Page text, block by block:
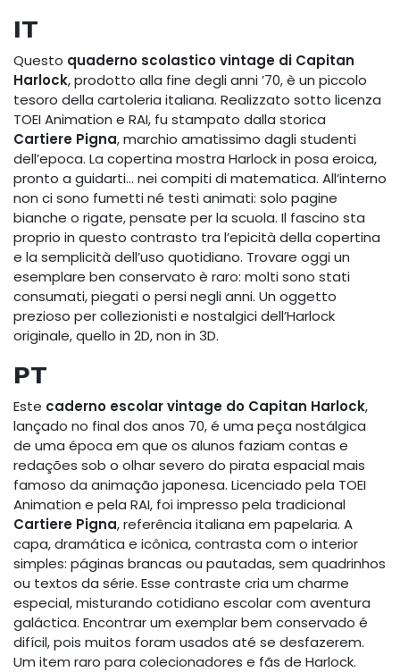
IT
Questo quaderno scolastico vintage di Capitan
Harlock, prodotto alla fine degli anni ’70, è un piccolo
tesoro della cartoleria italiana. Realizzato sotto licenza
TOEI Animation e RAI, fu stampato dalla storica
Cartiere Pigna, marchio amatissimo dagli studenti
dell’epoca. La copertina mostra Harlock in posa eroica,
pronto a guidarti… nei compiti di matematica. All’interno
non ci sono fumetti né testi animati: solo pagine
bianche o rigate, pensate per la scuola. Il fascino sta
proprio in questo contrasto tra l’epicità della copertina
e la semplicità dell’uso quotidiano. Trovare oggi un
esemplare ben conservato è raro: molti sono stati
consumati, piegati o persi negli anni. Un oggetto
prezioso per collezionisti e nostalgici dell’Harlock
originale, quello in 2D, non in 3D.
PT
Este caderno escolar vintage do Capitan Harlock,
lançado no final dos anos 70, é uma peça nostálgica
de uma época em que os alunos faziam contas e
redações sob o olhar severo do pirata espacial mais
famoso da animação japonesa. Licenciado pela TOEI
Animation e pela RAI, foi impresso pela tradicional
Cartiere Pigna, referência italiana em papelaria. A
capa, dramática e icônica, contrasta com o interior
simples: páginas brancas ou pautadas, sem quadrinhos
ou textos da série. Esse contraste cria um charme
especial, misturando cotidiano escolar com aventura
galáctica. Encontrar um exemplar bem conservado é
difícil, pois muitos foram usados até se desfazerem.
Um item raro para colecionadores e fãs de Harlock.